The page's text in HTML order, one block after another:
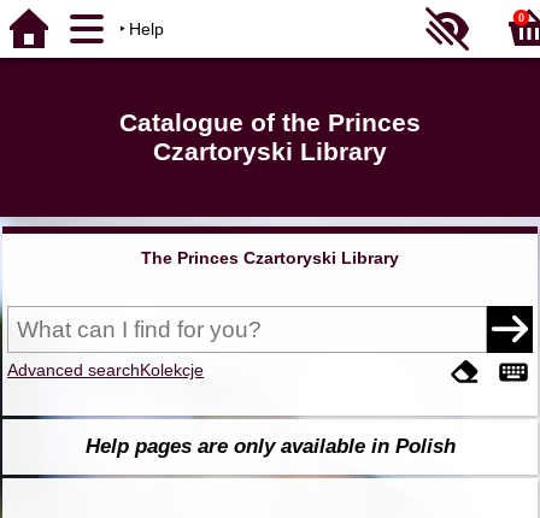
Help
0
Catalogue of the Princes
Czartoryski Library
The Princes Czartoryski Library
Advanced searchKolekcje
Help pages are only available in Polish